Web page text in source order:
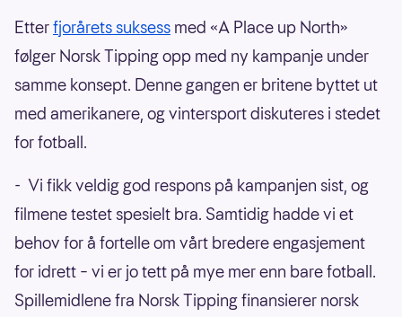
Etterfjorårets suksess med «A Place up North»
følger Norsk Tipping opp med ny kampanje under
samme konsept. Denne gangen er britene byttet ut
med amerikanere, og vintersport diskuteres i stedet
for fotball.
- Vi fikk veldig god respons på kampanjen sist, og
filmene testet spesielt bra. Samtidig hadde vi et
behov for å fortelle om vårt bredere engasjement
for idrett – vi er jo tett på mye mer enn bare fotball.
Spillemidlene fra Norsk Tipping finansierer norsk